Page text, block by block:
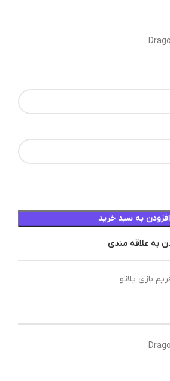
افزودن به سبد خرید
به علاقه مندی
بازی پلاتو